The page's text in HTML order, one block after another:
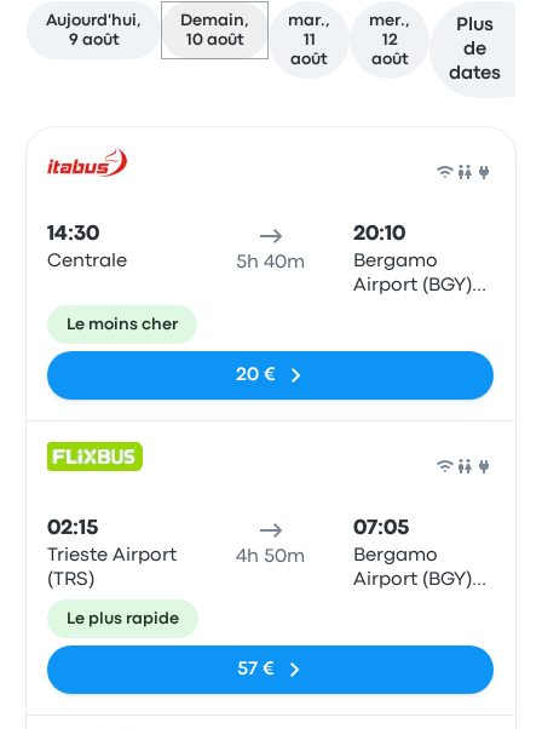
Aujourd'hui,
9 août
Demain,
10 août
mar.,
11
août
mer.,
12
août
Plus
de
dates
14:30
Centrale 5h 40m
20:10
Bergamo
Airport (BGY)
Le moins cher
20 €
02:15
Trieste Airport
(TRS)
4h 50m
07:05
Bergamo
Airport (BGY)
Le plus rapide
57 €